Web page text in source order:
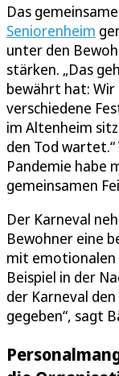
Das
Seniorenheim
unter den
stärken. „Das
bewährt hat: Wir
verschiedene
im Altenheim
den Tod
Pandemie habe
gemeinsamen
Der Karneval
Bewohner eine
mit emotionalen
Beispiel in der
der Karneval
gegeben“, sagt